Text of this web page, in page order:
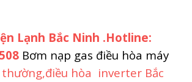
Lạnh Bắc Ninh .Hotline:
Bơm nạp gas điều hòa máy
hòa inverter Bắc